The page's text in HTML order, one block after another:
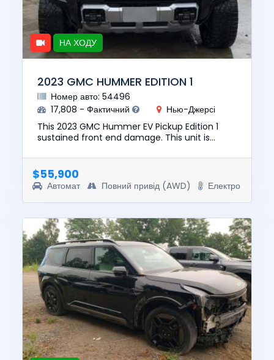
НА ХОДУ
2023 GMC HUMMER EDITION 1
Номер авто: 54496
17,808 - Фактичний
Нью-Джерсі
This 2023 GMC Hummer EV Pickup Edition 1
sustained front end damage. This unit is
value of this vehicle was ...
$55,900
Автомат Повний привід (AWD) Електро